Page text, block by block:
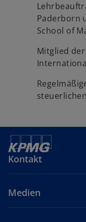
Paderborn
School of
Mitglied
Kontakt
Medien